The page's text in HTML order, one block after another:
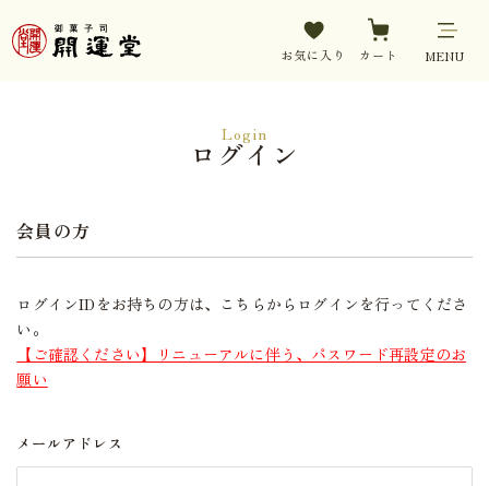
お気に入り カート MENU
Login
ログイン
会員の方
ログインIDをお持ちの方は、こちらからログインを行ってくださ
い。
【ご確認ください】リニューアルに伴う、パスワード再設定のお
願い
メールアドレス